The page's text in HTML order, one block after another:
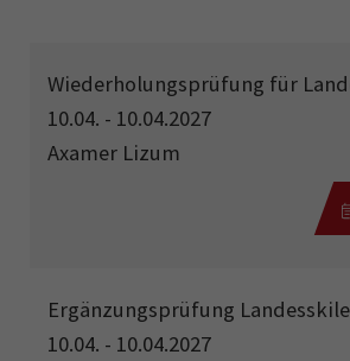
Wiederholungsprüfung für
10.04. - 10.04.2027
Axamer Lizum
Ergänzungsprüfung
10.04. - 10.04.2027